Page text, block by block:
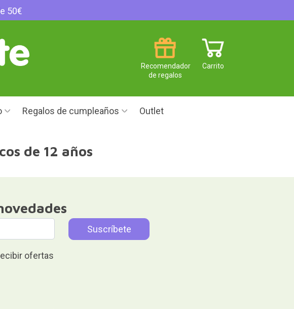
50€
Carrito
Recomendador
de regalos
Regalos de cumpleaños Outlet
de 12 años
ofertas